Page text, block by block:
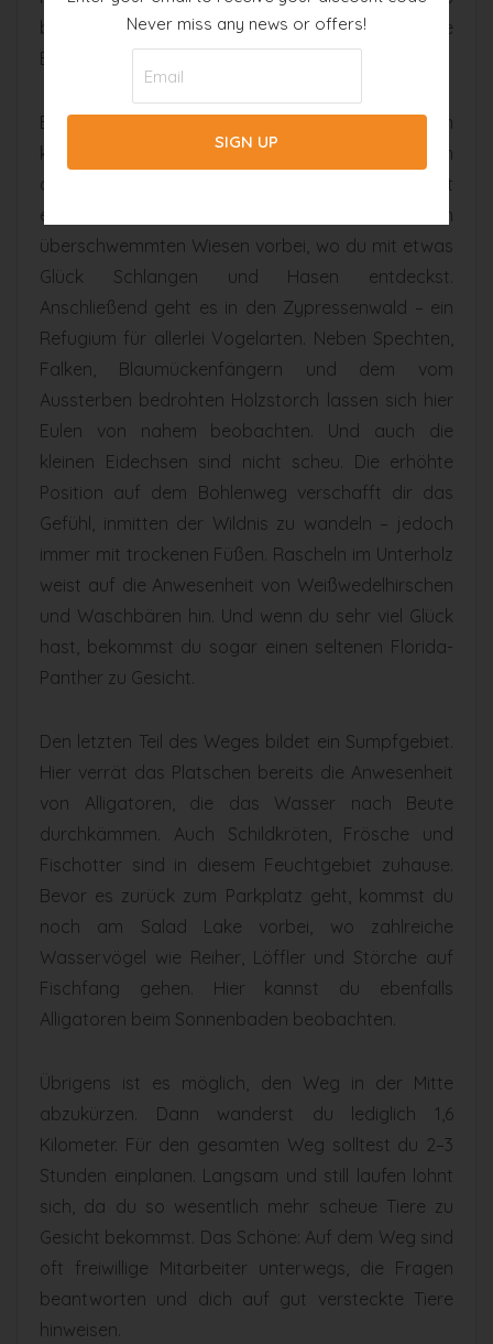
beobachten. Broschüren für große und kleine
Besucher liegen aus.
Ein Wanderweg, der dank hölzernen Stegen
komfortabel zu begehen ist, schlängelt sich durch
das Corkscrew Swamp Sanctuary: Der Pfad ist
etwa 3,6 Kilometer lang und führt zunächst an
überschwemmten Wiesen vorbei, wo du mit etwas
Glück Schlangen und Hasen entdeckst.
Anschließend geht es in den Zypressenwald – ein
Refugium für allerlei Vogelarten. Neben Spechten,
Falken, Blaumückenfängern und dem vom
Aussterben bedrohten Holzstorch lassen sich hier
Eulen von nahem beobachten. Und auch die
kleinen Eidechsen sind nicht scheu. Die erhöhte
Position auf dem Bohlenweg verschafft dir das
Gefühl, inmitten der Wildnis zu wandeln – jedoch
immer mit trockenen Füßen. Rascheln im Unterholz
weist auf die Anwesenheit von Weißwedelhirschen
und Waschbären hin. Und wenn du sehr viel Glück
hast, bekommst du sogar einen seltenen Florida-
Panther zu Gesicht.
Den letzten Teil des Weges bildet ein Sumpfgebiet.
Hier verrät das Platschen bereits die Anwesenheit
von Alligatoren, die das Wasser nach Beute
durchkämmen. Auch Schildkröten, Frösche und
Fischotter sind in diesem Feuchtgebiet zuhause.
Bevor es zurück zum Parkplatz geht, kommst du
noch am Salad Lake vorbei, wo zahlreiche
Wasservögel wie Reiher, Löffler und Störche auf
Fischfang gehen. Hier kannst du ebenfalls
Alligatoren beim Sonnenbaden beobachten.
Übrigens ist es möglich, den Weg in der Mitte
abzukürzen. Dann wanderst du lediglich 1,6
Kilometer. Für den gesamten Weg solltest du 2–3
Stunden einplanen. Langsam und still laufen lohnt
sich, da du so wesentlich mehr scheue Tiere zu
Gesicht bekommst. Das Schöne: Auf dem Weg sind
oft freiwillige Mitarbeiter unterwegs, die Fragen
beantworten und dich auf gut versteckte Tiere
hinweisen.
Never miss any news or offers!